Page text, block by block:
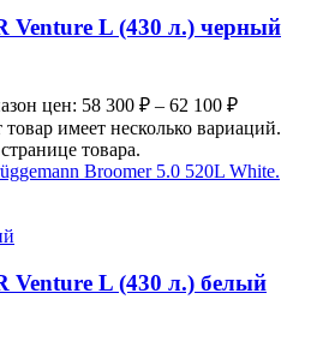
Venture L (430 л.) черный
цен: 58 300 ₽ – 62 100 ₽
товар имеет несколько вариаций.
товара.
Venture L (430 л.) белый